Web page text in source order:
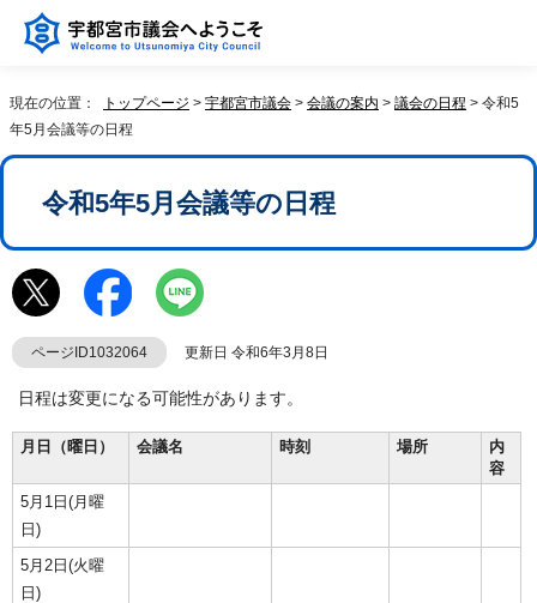
現在の位置： トップページ > 宇都宮市議会 > 会議の案内 > 議会の日程 > 令和5
年5月会議等の日程
令和5年5月会議等の日程
ページID1032064 更新日 令和6年3月8日
日程は変更になる可能性があります。
月日（曜日） 会議名 時刻 場所
内
容
5月1日(月曜
日)
5月2日(火曜
日)